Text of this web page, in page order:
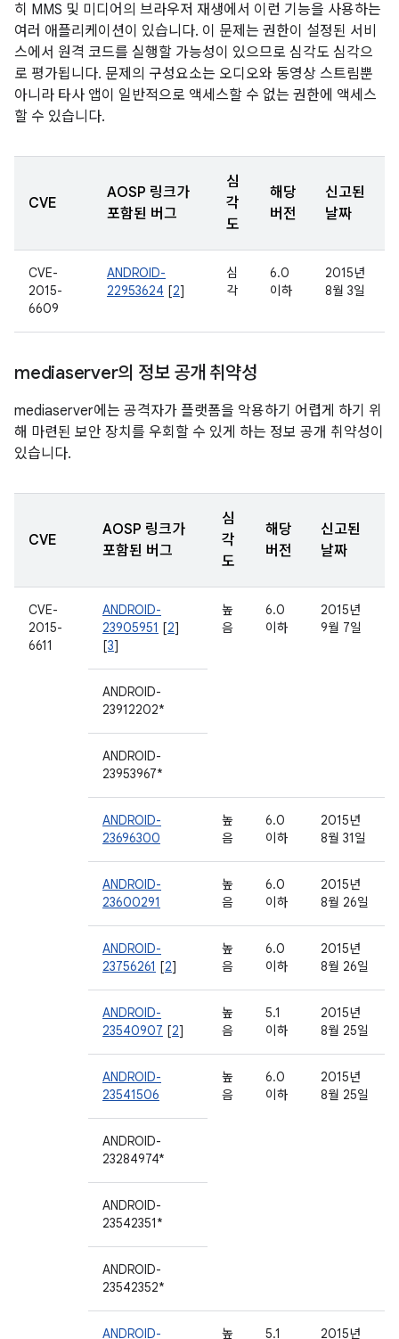
히 MMS 및 미디어의 브라우저 재생에서 이런 기능을 사용하는
여러 애플리케이션이 있습니다. 이 문제는 권한이 설정된 서비
스에서 원격 코드를 실행할 가능성이 있으므로 심각도 심각으
로 평가됩니다. 문제의 구성요소는 오디오와 동영상 스트림뿐
아니라 타사 앱이 일반적으로 액세스할 수 없는 권한에 액세스
할 수 있습니다.
CVE
AOSP 링크가
포함된 버그
심
각
도
해당
버전
신고된
날짜
CVE-
2015-
6609
ANDROID-
22953624 [2]
심
각
6.0
이하
2015년
8월 3일
mediaserver의 정보 공개 취약성
mediaserver에는 공격자가 플랫폼을 악용하기 어렵게 하기 위
해 마련된 보안 장치를 우회할 수 있게 하는 정보 공개 취약성이
있습니다.
CVE
AOSP 링크가
포함된 버그
심
각
도
해당
버전
신고된
날짜
CVE-
2015-
6611
ANDROID-
23905951 [2]
[3]
높
음
6.0
이하
2015년
9월 7일
ANDROID-
23912202*
ANDROID-
23953967*
ANDROID-
23696300
높
음
6.0
이하
2015년
8월 31일
ANDROID-
23600291
높
음
6.0
이하
2015년
8월 26일
ANDROID-
23756261 [2]
높
음
6.0
이하
2015년
8월 26일
ANDROID-
23540907 [2]
높
음
5.1
이하
2015년
8월 25일
ANDROID-
23541506
높
음
6.0
이하
2015년
8월 25일
ANDROID-
23284974*
ANDROID-
23542351*
ANDROID-
23542352*
ANDROID- 높 5.1 2015년